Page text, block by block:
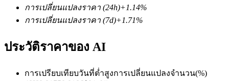
การเปลี่ยนแปลงราคา (24h)+1.14%
การเปลี่ยนแปลงราคา (7d)+1.71%
ประวัติราคาของ AI
การเปรียบเทียบวันที่ต่ำสูงการเปลี่ยนแปลงจำนวน(%)